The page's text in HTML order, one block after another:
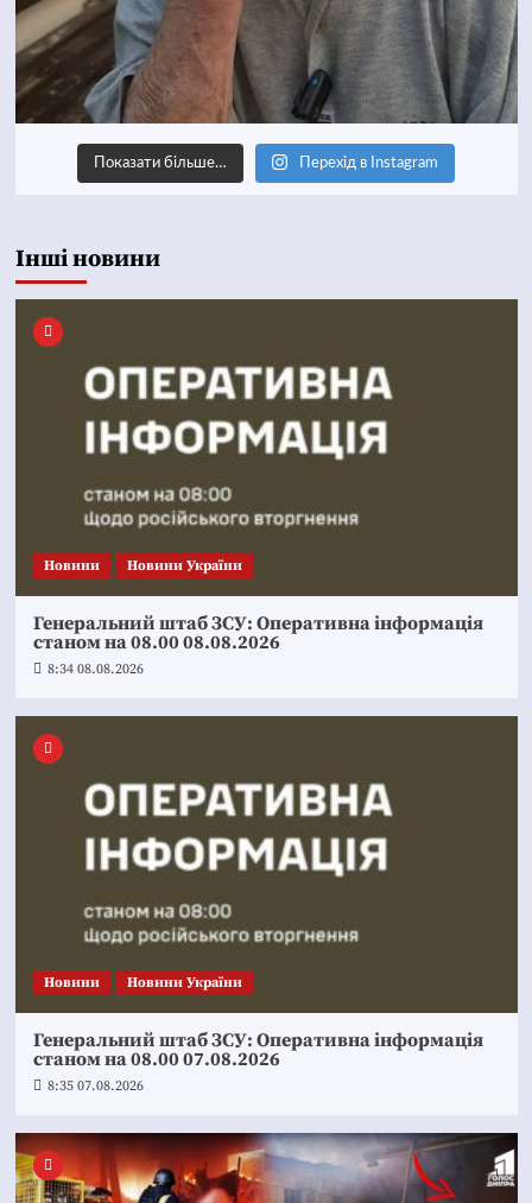
Показати більше… Перехід в Instagram
Інші новини
Новини Новини України
Генеральний штаб ЗСУ: Оперативна інформація
станом на 08.00 08.08.2026
8:34 08.08.2026
Новини Новини України
Генеральний штаб ЗСУ: Оперативна інформація
станом на 08.00 07.08.2026
8:35 07.08.2026